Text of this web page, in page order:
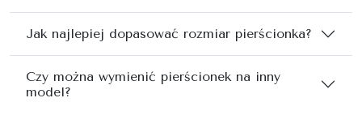
Jak najlepiej dopasować rozmiar pierścionka?
Czy można wymienić pierścionek na inny
model?